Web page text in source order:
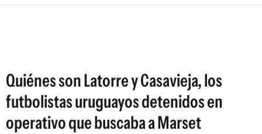
ARGENTINA
Quiénes son Latorre y Casavieja, los
futbolistas uruguayos detenidos en
operativo que buscaba a Marset